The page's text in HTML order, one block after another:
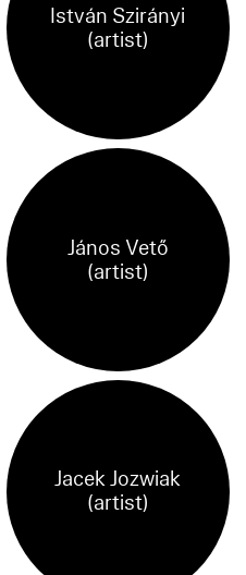
István Szirányi
(artist)
János Vető
(artist)
Jacek Jozwiak
(artist)